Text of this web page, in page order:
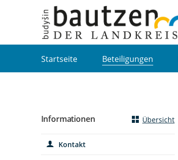
Startseite Beteiligungen
Informationen Übersicht
Kontakt